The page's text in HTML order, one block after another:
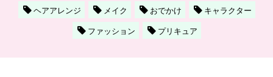
ヘアアレンジ メイク おでかけ
キャラクター
ファッション
プリキュア